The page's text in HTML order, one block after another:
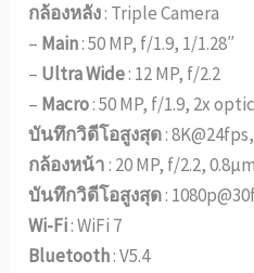
กล้องหลัง: Triple Camera
– Main: 50 MP, f/1.9, 1/1.28″
– Ultra Wide: 12 MP, f/2.2
– Macro: 50 MP, f/1.9, 2x
บันทึกวิดีโอสูงสุด:
กล้องหน้า: 20 MP, f/2.2, 0.8µm
บันทึกวิดีโอสูงสุด:
Wi-Fi: WiFi 7
Bluetooth: V5.4